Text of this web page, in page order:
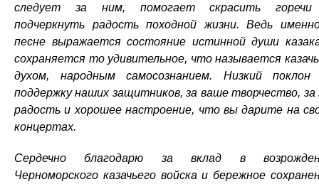
следует за ним, помогает скрасить
подчеркнуть радость походной жизни. Ведь
песне выражается состояние истинной души
сохраняется то удивительное, что называется
духом, народным самосознанием. Низкий поклон
поддержку наших защитников, за ваше творчество, за
радость и хорошее настроение, что вы дарите на
концертах.
Сердечно благодарю за вклад в
Черноморского казачьего войска и бережное